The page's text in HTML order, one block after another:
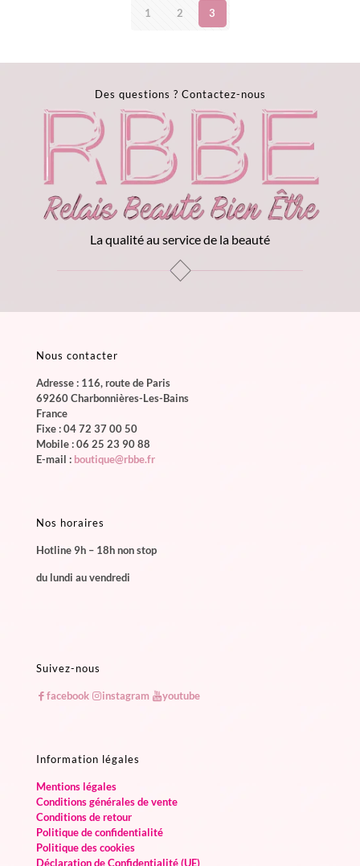
1 2 3
Des questions ? Contactez-nous
La qualité au service de la beauté
Nous contacter
Adresse : 116, route de Paris
69260 Charbonnières-Les-Bains
France
Fixe :04 72 37 00 50
Mobile :06 25 23 90 88
E-mail : boutique@rbbe.fr
Nos horaires
Hotline 9h – 18h non stop
du lundi au vendredi
Suivez-nous
facebook instagram youtube
Information légales
Mentions légales
Conditions générales de vente
Conditions de retour
Politique de confidentialité
Politique des cookies
Déclaration de Confidentialité (UE)